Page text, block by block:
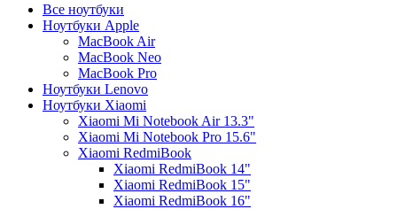
Все ноутбуки
Ноутбуки Apple
MacBook Air
MacBook Neo
MacBook Pro
Ноутбуки Lenovo
Ноутбуки Xiaomi
Xiaomi Mi Notebook Air 13.3"
Xiaomi Mi Notebook Pro 15.6"
Xiaomi RedmiBook
Xiaomi RedmiBook 14"
Xiaomi RedmiBook 15"
Xiaomi RedmiBook 16"